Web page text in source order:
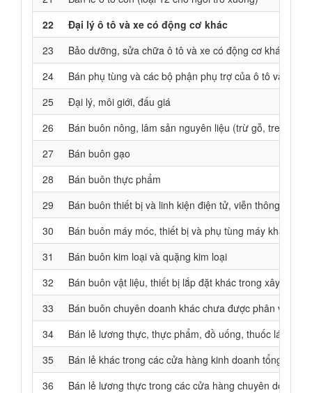
22
Đại lý ô tô và xe có động cơ khác
23
Bảo dưỡng, sửa chữa ô tô và xe có động cơ khác
24
Bán phụ tùng và các bộ phận phụ trợ của ô tô và xe
25
Đại lý, môi giới, đấu giá
26
Bán buôn nông, lâm sản nguyên liệu (trừ gỗ, tre,
27
Bán buôn gạo
28
Bán buôn thực phẩm
29
Bán buôn thiết bị và linh kiện điện tử, viễn thông
30
Bán buôn máy móc, thiết bị và phụ tùng máy khác
31
Bán buôn kim loại và quặng kim loại
32
Bán buôn vật liệu, thiết bị lắp đặt khác trong xây dựng
33
Bán buôn chuyên doanh khác chưa được phân vào
34
Bán lẻ lương thực, thực phẩm, đồ uống, thuốc lá,
35
Bán lẻ khác trong các cửa hàng kinh doanh tổng hợp
36
Bán lẻ lương thực trong các cửa hàng chuyên doanh